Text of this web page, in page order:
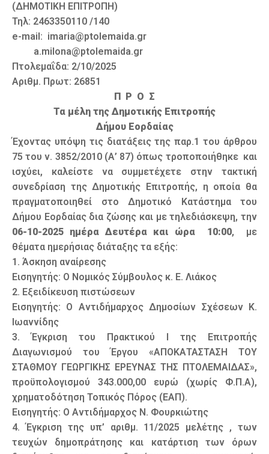
(ΔΗΜΟΤΙΚΗ ΕΠΙΤΡΟΠΗ)
Τηλ: 2463350110 /140
e-mail: imaria@ptolemaida.gr
a.milona@ptolemaida.gr
Πτολεμαΐδα: 2/10/2025
Αριθμ. Πρωτ: 26851
Π Ρ Ο Σ
Τα μέλη της Δημοτικής Επιτροπής
Δήμου Εορδαίας
Έχοντας υπόψη τις διατάξεις της παρ.1 του άρθρου
75 του ν. 3852/2010 (Α’ 87) όπως τροποποιήθηκε και
ισχύει, καλείστε να συμμετέχετε στην τακτική
συνεδρίαση της Δημοτικής Επιτροπής, η οποία θα
πραγματοποιηθεί στο Δημοτικό Κατάστημα του
Δήμου Εορδαίας δια ζώσης και με τηλεδιάσκεψη, την
06-10-2025 ημέρα Δευτέρα και ώρα 10:00, με
θέματα ημερήσιας διάταξης τα εξής:
1. Άσκηση αναίρεσης
Εισηγητής: Ο Νομικός Σύμβουλος κ. Ε. Λιάκος
2. Εξειδίκευση πιστώσεων
Εισηγητής: Ο Αντιδήμαρχος Δημοσίων Σχέσεων Κ.
Ιωαννίδης
3. Έγκριση του Πρακτικού Ι της Επιτροπής
Διαγωνισμού του Έργου «ΑΠΟΚΑΤΑΣΤΑΣΗ ΤΟΥ
ΣΤΑΘΜΟΥ ΓΕΩΡΓΙΚΗΣ ΕΡΕΥΝΑΣ ΤΗΣ ΠΤΟΛΕΜΑΙΔΑΣ»,
προϋπολογισμού 343.000,00 ευρώ (χωρίς Φ.Π.Α),
χρηματοδότηση Τοπικός Πόρος (ΕΑΠ).
Εισηγητής: Ο Αντιδήμαρχος Ν. Φουρκιώτης
4. Έγκριση της υπ’ αριθμ. 11/2025 μελέτης , των
τευχών δημοπράτησης και κατάρτιση των όρων